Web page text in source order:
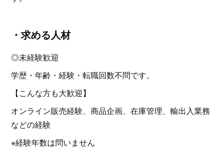
・求める人材
◎未経験歓迎
学歴・年齢・経験・転職回数不問です。
【こんな方も大歓迎】
オンライン販売経験、商品企画、在庫管理、輸出入業務
などの経験
※経験年数は問いません